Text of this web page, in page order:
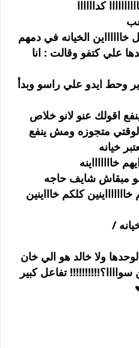
كداااااا
الخيانه في دمهم
علي كتفو وقالت : انا
وحط ايدو علي راسو وبدأ
اقولك عنو لانو خلاص
متجوزه ومش ينفع
خيانه
خاااااااينه
مبقاش شايف حاجه
كلكم خاااينين
/
ولا خالد هو الي خان
سواااا؟!!!!!!!!!! تفاعل كبير